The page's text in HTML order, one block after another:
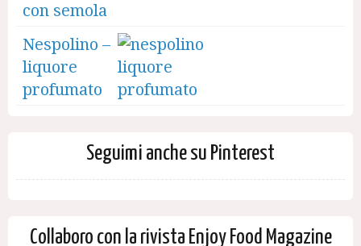
con semola
Nespolino –
liquore
profumato
Seguimi anche su Pinterest
Collaboro con la rivista Enjoy Food Magazine